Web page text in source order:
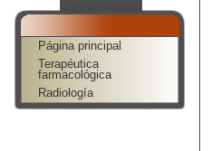
Página principal
Terapéutica
farmacológica
Radiología